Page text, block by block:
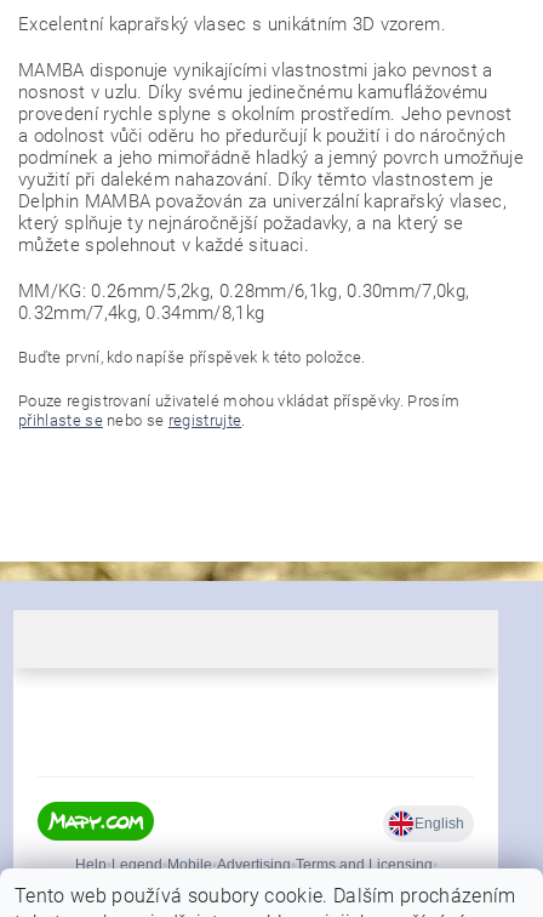
Excelentní kaprařský vlasec s unikátním 3D vzorem.
MAMBA disponuje vynikajícími vlastnostmi jako pevnost a
nosnost v uzlu. Díky svému jedinečnému kamuflážovému
provedení rychle splyne s okolním prostředím. Jeho pevnost
a odolnost vůči oděru ho předurčují k použití i do náročných
podmínek a jeho mimořádně hladký a jemný povrch umožňuje
využití při dalekém nahazování. Díky těmto vlastnostem je
Delphin MAMBA považován za univerzální kaprařský vlasec,
který splňuje ty nejnáročnější požadavky, a na který se
můžete spolehnout v každé situaci.
MM/KG: 0.26mm/5,2kg, 0.28mm/6,1kg, 0.30mm/7,0kg,
0.32mm/7,4kg, 0.34mm/8,1kg
Buďte první, kdo napíše příspěvek k této položce.
Pouze registrovaní uživatelé mohou vkládat příspěvky. Prosím
přihlaste senebo se registrujte.
Tento web používá soubory cookie. Dalším procházením